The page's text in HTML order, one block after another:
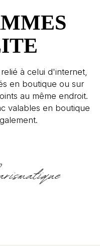
à celui d'internet,
en boutique ou sur
au même endroit.
valables en boutique